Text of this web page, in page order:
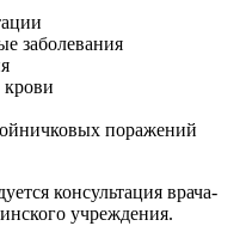
заболевания
поражений
консультация врача-
учреждения.